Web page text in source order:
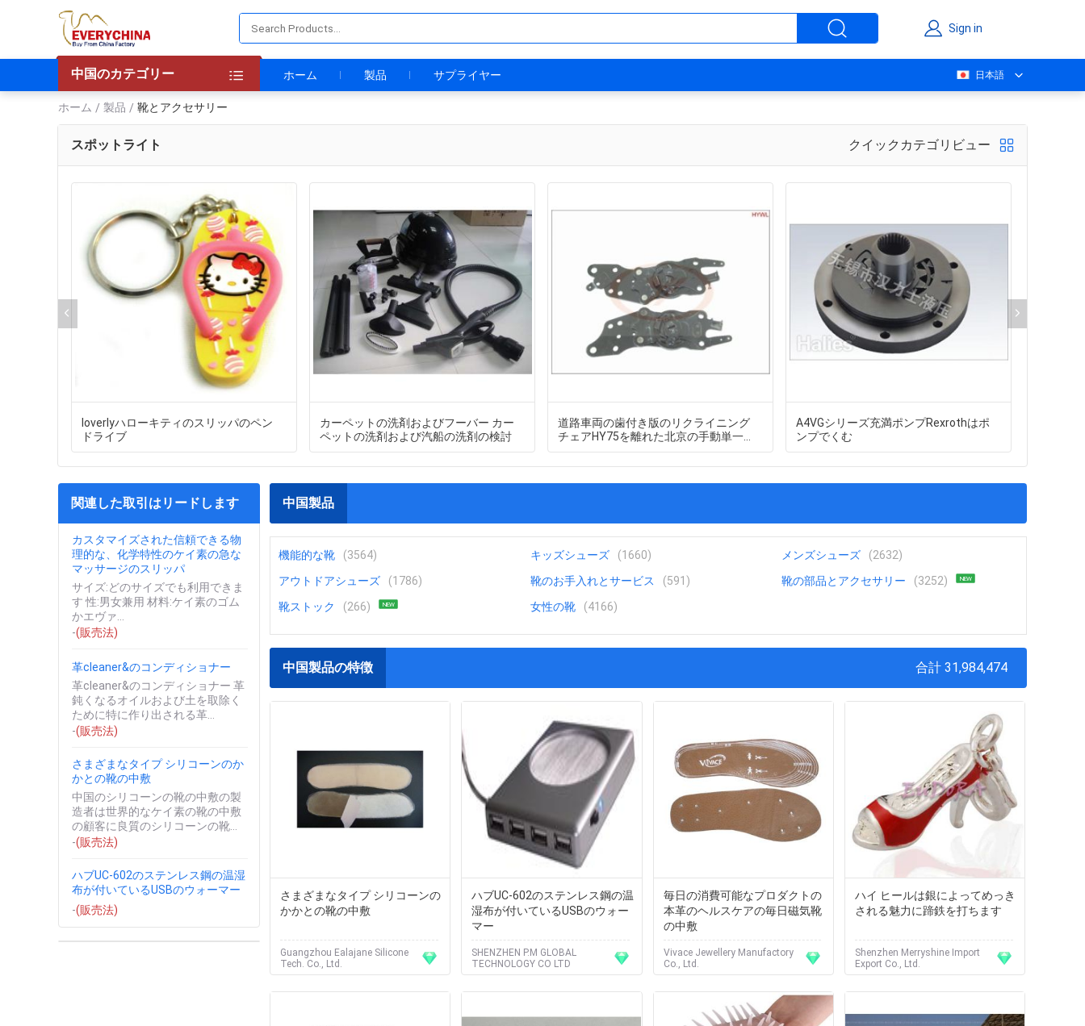
Sign in
中国のカテゴリー ホーム 製品 サプライヤー 日本語
ホーム / 製品 / 靴とアクセサリー
スポットライト クイックカテゴリビュー
loverlyハローキティのスリッパのペン
ドライブ
カーペットの洗剤およびフーバー カー
ペットの洗剤および汽船の洗剤の検討
道路車両の歯付き版のリクライニング
チェアHY75を離れた北京の手動単一の
側面のルーバ語
A4VGシリーズ充満ポンプRexrothはポ
ンプでくむ
関連した取引はリードします
カスタマイズされた信頼できる物
理的な、化学特性のケイ素の急な
マッサージのスリッパ
サイズ:どのサイズでも利用できま
す 性:男女兼用 材料:ケイ素のゴム
かエヴァ...
-(販売法)
革cleaner&のコンディショナー
革cleaner&のコンディショナー 革
鈍くなるオイルおよび土を取除く
ために特に作り出される革
cleaner&のコンディショ...
-(販売法)
さまざまなタイプ シリコーンのか
かとの靴の中敷
中国のシリコーンの靴の中敷の製
造者は世界的なケイ素の靴の中敷
の顧客に良質のシリコーンの靴の
中敷を提供します。希望有用な私
およびケイ...
-(販売法)
ハブUC-602のステンレス鋼の温湿
布が付いているUSBのウォーマー
-(販売法)
中国製品
機能的な靴 (3564) キッズシューズ (1660) メンズシューズ
(2632)
アウトドアシューズ
(1786) 靴のお手入れとサービス (591) 靴の部品とアクセサリー (3252) NEW
靴ストック (266) NEW 女性の靴 (4166)
中国製品の特徴 合計 31,984,474
さまざまなタイプ シリコーンの
かかとの靴の中敷
Guangzhou Ealajane Silicone
Tech. Co., Ltd.
ハブUC-602のステンレス鋼の温
湿布が付いているUSBのウォー
マー
SHENZHEN P.M GLOBAL
TECHNOLOGY CO LTD
毎日の消費可能なプロダクトの
本革のヘルスケアの毎日磁気靴
の中敷
Vivace Jewellery Manufactory
Co., Ltd.
ハイ ヒールは銀によってめっき
される魅力に蹄鉄を打ちます
Shenzhen Merryshine Import
Export Co., Ltd.